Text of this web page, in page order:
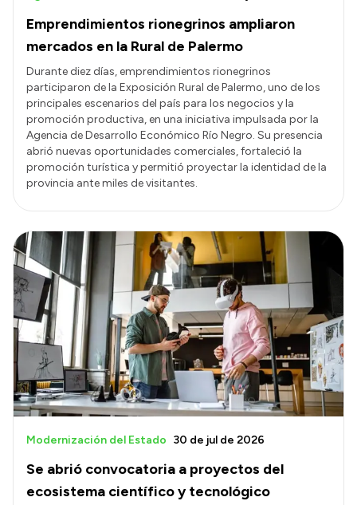
Emprendimientos rionegrinos ampliaron
mercados en la Rural de Palermo
Durante diez días, emprendimientos rionegrinos
participaron de la Exposición Rural de Palermo, uno de los
principales escenarios del país para los negocios y la
promoción productiva, en una iniciativa impulsada por la
Agencia de Desarrollo Económico Río Negro. Su presencia
abrió nuevas oportunidades comerciales, fortaleció la
promoción turística y permitió proyectar la identidad de la
provincia ante miles de visitantes.
Se abrió convocatoria a proyectos del
ecosistema científico y tecnológico
Modernización del Estado 30 de jul de 2026